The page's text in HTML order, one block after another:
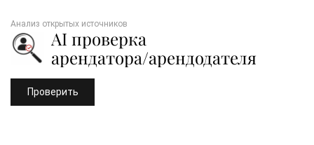
Анализ открытых источников
AI проверка
арендатора/арендодателя
Проверить